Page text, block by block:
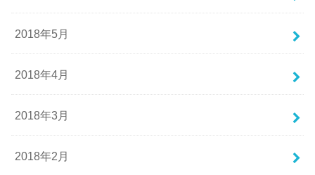
2018年5月
2018年4月
2018年3月
2018年2月